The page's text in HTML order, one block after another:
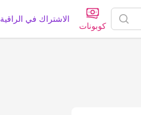
كوبونات
الاشتراك في الراقية